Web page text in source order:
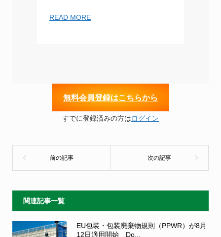
READ MORE
無料会員登録はこちらから
すでに登録済みの方はログイン
関連記事一覧
EU包装・包装廃棄物規則（PPWR）が8月
12日適用開始 Do...